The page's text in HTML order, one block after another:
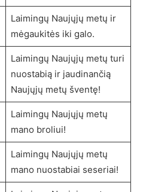
Laimingų Naujųjų metų ir
mėgaukitės iki galo.
Laimingų Naujųjų metų turi
nuostabią ir jaudinančią
Naujųjų metų šventę!
Laimingų Naujųjų metų
mano broliui!
Laimingų Naujųjų metų
mano nuostabiai seseriai!